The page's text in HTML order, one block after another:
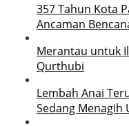
357 Tahun Kota
Ancaman
Merantau untuk
Qurthubi
Lembah Anai
Sedang Menagih